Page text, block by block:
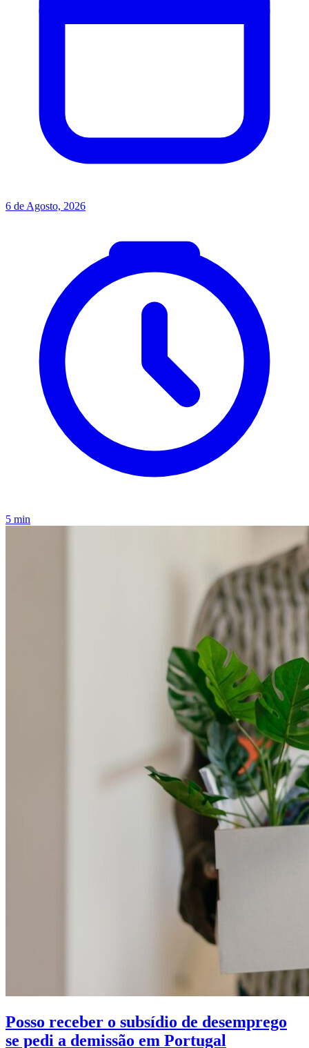
6 de Agosto, 2026
5 min
Posso receber o subsídio de desemprego
se pedi a demissão em Portugal